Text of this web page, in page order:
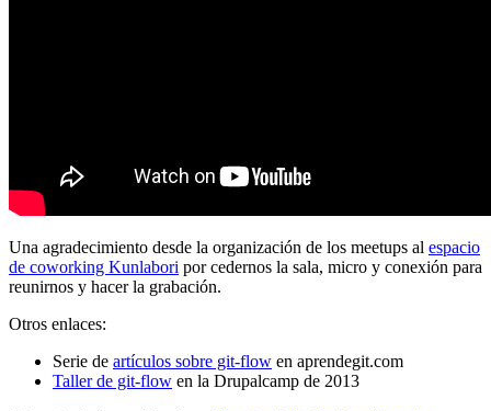
Una agradecimiento desde la organización de los meetups al espacio
de coworking Kunlabori por cedernos la sala, micro y conexión para
reunirnos y hacer la grabación.
Otros enlaces:
Serie de artículos sobre git-flow en aprendegit.com
Taller de git-flow en la Drupalcamp de 2013